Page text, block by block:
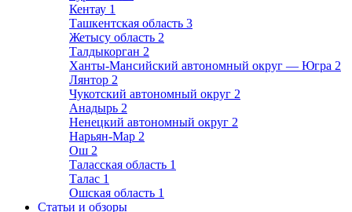
Кентау 1
Ташкентская область 3
Жетысу область 2
Талдыкорган 2
Ханты-Мансийский автономный округ — Югра 2
Лянтор 2
Чукотский автономный округ 2
Анадырь 2
Ненецкий автономный округ 2
Нарьян-Мар 2
Ош 2
Таласская область 1
Талас 1
Ошская область 1
Статьи и обзоры